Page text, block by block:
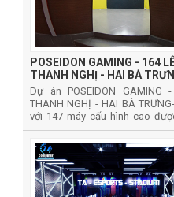
POSEIDON GAMING - 164
THANH NGHỊ - HAI BÀ
NỘI
Dự án POSEIDON GAMING
THANH NGHỊ - HAI BÀ
với 147 máy cấu hình cao
phát triển theo mô hình phát
GAMES VIP